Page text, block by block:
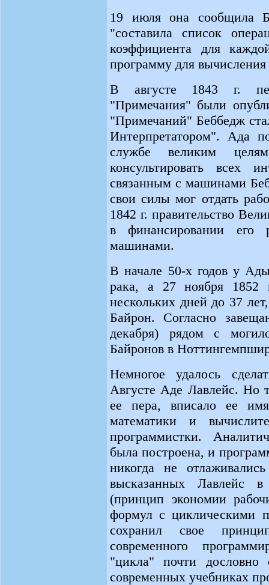
19 июля она сообщила
"составила список
коэффициента для
программу для
В августе 1843 г.
"Примечания" были
"Примечаний" Беббедж
Интерпретатором". Ада
службе великим
консультировать всех
связанным с машинами
свои силы мог отдать
1842 г. правительство
в финансировании его
машинами.
В начале 50-х годов у
рака, а 27 ноября 1852
нескольких дней до 37
Байрон. Согласно
декабря) рядом с
Байронов в
Немногое удалось
Августе Аде Лавлейс. Но
ее пера, вписало ее
математики и
программистки.
была построена, и
никогда не
высказанных Лавлейс
(принцип экономии
формул с циклическими
сохранил свое
современного
"цикла" почти дословно
современных учебниках